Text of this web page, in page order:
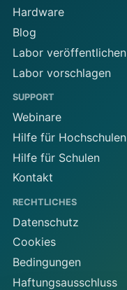
Hardware
Blog
Labor veröffentlichen
Labor vorschlagen
SUPPORT
Webinare
Hilfe für Hochschulen
Hilfe für Schulen
Kontakt
RECHTLICHES
Datenschutz
Cookies
Bedingungen
Haftungsausschluss